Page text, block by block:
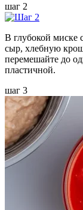
шаг 2
В глубокой миске
сыр, хлебную
перемешайте до
пластичной.
шаг 3